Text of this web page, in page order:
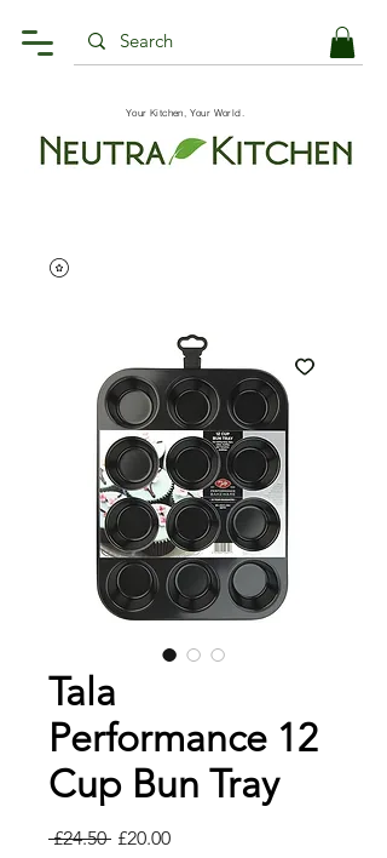
Your Kitchen, Your World.
Tala
Performance 12
Cup Bun Tray
£24.50 नियमित
£20.00बिक्री